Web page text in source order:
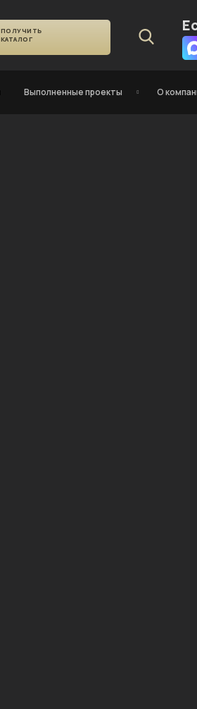
ПОЛУЧИТЬ
КАТАЛОГ
Выполненные проекты О